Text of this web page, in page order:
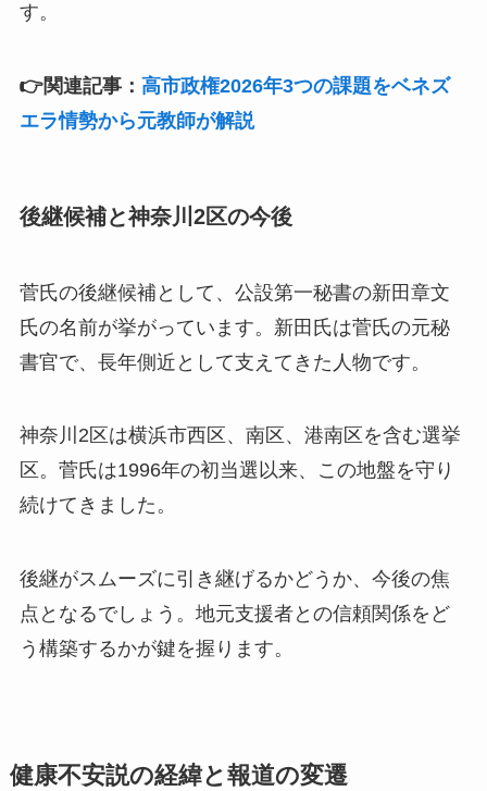
す。
👉関連記事： 高市政権2026年3つの課題をベネズ
エラ情勢から元教師が解説
後継候補と神奈川2区の今後
菅氏の後継候補として、公設第一秘書の新田章文
氏の名前が挙がっています。新田氏は菅氏の元秘
書官で、長年側近として支えてきた人物です。
神奈川2区は横浜市西区、南区、港南区を含む選挙
区。菅氏は1996年の初当選以来、この地盤を守り
続けてきました。
後継がスムーズに引き継げるかどうか、今後の焦
点となるでしょう。地元支援者との信頼関係をど
う構築するかが鍵を握ります。
健康不安説の経緯と報道の変遷